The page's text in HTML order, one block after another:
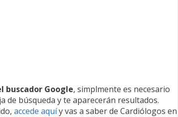
buscador Google, simplmente es necesario
de búsqueda y te aparecerán resultados.
accede aquíy vas a saber de Cardiólogos en